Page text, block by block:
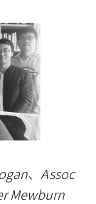
、Assoc
Mewburn